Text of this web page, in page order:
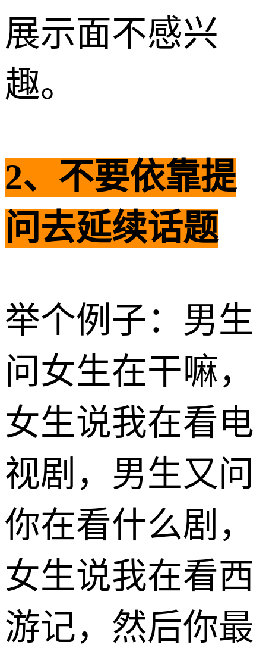
展示面不感兴
趣。
2、不要依靠提
问去延续话题
举个例子：男生
问女生在干嘛，
女生说我在看电
视剧，男生又问
你在看什么剧，
女生说我在看西
游记，然后你最